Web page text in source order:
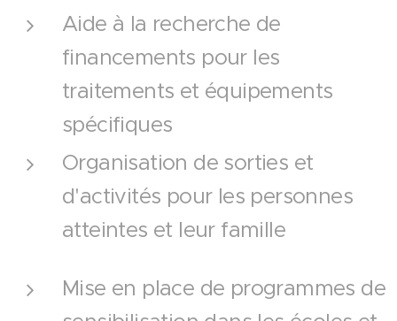
Aide à la recherche de
financements pour les
traitements et équipements
spécifiques
Organisation de sorties et
d'activités pour les personnes
atteintes et leur famille
Mise en place de programmes de